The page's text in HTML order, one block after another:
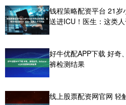
钱程策略配资平台 21岁
送进ICU！医生：这类
好牛优配APP下载 好奇
裤检测结果
线上股票配资网官网 轻